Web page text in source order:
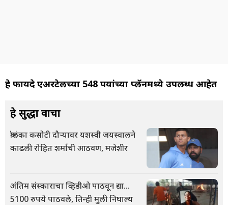
हे फायदे एअरटेलच्या 548 रूपयांच्या प्लॅनमध्ये उपलब्ध आहेत
हे सुद्धा वाचा
श्रीलंका कसोटी दौऱ्यावर यशस्वी जयस्वालने
काढली रोहित शर्माची आठवण, मजेशीर
अंतिम संस्काराचा व्हिडीओ पाठवून द्या...
5100 रुपये पाठवले, तिन्ही मुली निघाल्य